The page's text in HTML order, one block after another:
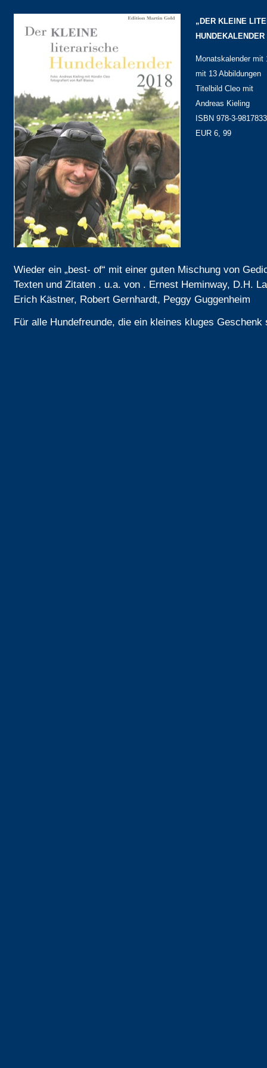
„DER KLEINE
HUNDEKALENDER
Monatskalender mit
mit 13 Abbildungen
Titelbild Cleo mit
Andreas Kieling
ISBN 978-3-
EUR 6, 99
Wieder ein „best- of“ mit einer guten Mischung von
Texten und Zitaten . u.a. von . Ernest Heminway, D.H.
Erich Kästner, Robert Gernhardt, Peggy Guggenheim
Für alle Hundefreunde, die ein kleines kluges Geschenk